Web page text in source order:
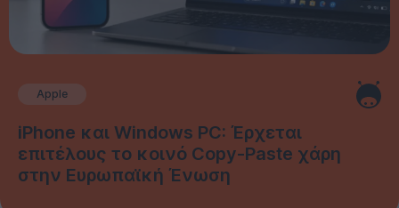
Apple
iPhone και Windows PC: Έρχεται
επιτέλους το κοινό Copy-Paste χάρη
στην Ευρωπαϊκή Ένωση